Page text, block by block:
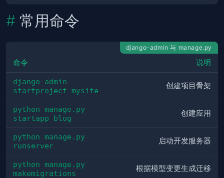
常用命令
django-admin 与 manage.py
命令 说明
django-admin
startproject mysite
创建项目骨架
python manage.py
startapp blog
创建应用
python manage.py
runserver
启动开发服务器
python manage.py
makemigrations
根据模型变更生成迁移